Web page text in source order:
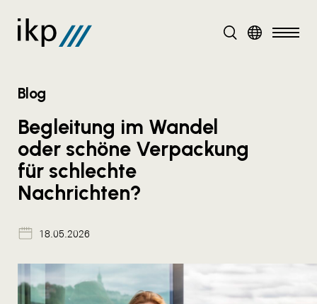
DE
Blog
Begleitung im Wandel
oder schöne Verpackung
für schlechte
Nachrichten?
18.05.2026